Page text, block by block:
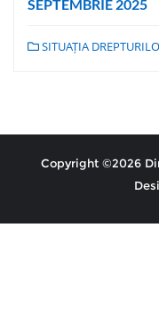
SEPTEMBRIE 2025
SITUAȚIA
Copyright ©2026